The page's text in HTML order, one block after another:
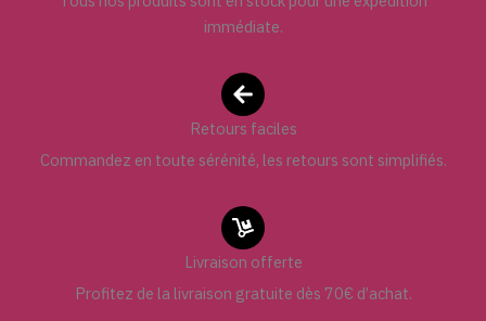
immédiate.
Retours faciles
Commandez en toute sérénité, les retours sont simplifiés.
Livraison offerte
Profitez de la livraison gratuite dès 70€ d’achat.